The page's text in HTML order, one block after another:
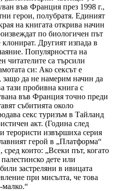
във Франция през 1998 г.,
герои, полубратя. Единият
на книгата открива начин
по биологичен път
клонират. Другият изпада в
Популярността на
читателите са търсили
си: Ако сексът е
защо да не намерим начин да
тази пробивна книга с
във Франция точно преди
събитията около
секс туризъм в Тайланд
акт. (Година след
терористи извършиха серия
герой в „Платформа“
сред които: „Всеки път, когато
дете или
застреляни в ивицата
при мисълта, че това